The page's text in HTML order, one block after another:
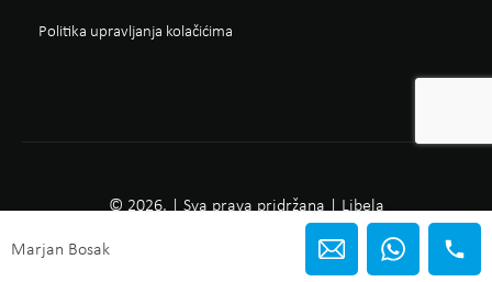
Politika upravljanja kolačićima
© 2026. | Sva prava pridržana | Libela
Marjan Bosak